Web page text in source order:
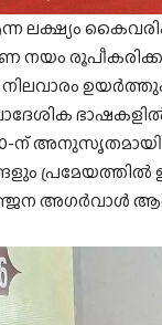
ലക്ഷ്യം
നയം
നിലവാരം
ന്
പ്രമേയത്തിൽ
അഗർവാൾ